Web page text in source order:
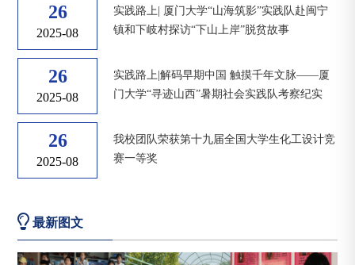
26
2025-08
实践路上| 厦门大学“山海筑影”实践队赴闽宁
镇和下岐村探访“下山上岸”脱贫故事
26
2025-08
实践路上|解码早期中国 触摸千年文脉——厦
门大学“寻迹山西”暑期社会实践队考察纪实
26
2025-08
我校团队荣获第十九届全国大学生化工设计竞
赛一等奖
最新图文